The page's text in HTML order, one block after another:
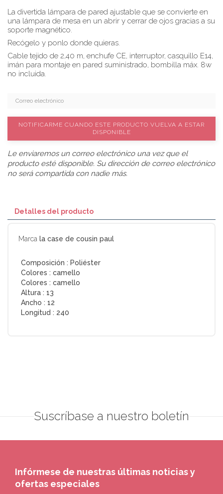
La divertida lámpara de pared ajustable que se convierte en
una lámpara de mesa en un abrir y cerrar de ojos gracias a su
soporte magnético.
Recógelo y ponlo donde quieras.
Cable tejido de 2,40 m, enchufe CE, interruptor, casquillo E14,
imán para montaje en pared suministrado, bombilla máx. 8w
no incluida.
NOTIFICARME CUANDO ESTE PRODUCTO VUELVA A ESTAR
DISPONIBLE
Le enviaremos un correo electrónico una vez que el
producto esté disponible. Su dirección de correo electrónico
no será compartida con nadie más.
Detalles del producto
Marca la case de cousin paul
Composición : Poliéster
Colores : camello
Colores : camello
Altura : 13
Ancho : 12
Longitud : 240
Suscríbase a nuestro boletín
Infórmese de nuestras últimas noticias y
ofertas especiales